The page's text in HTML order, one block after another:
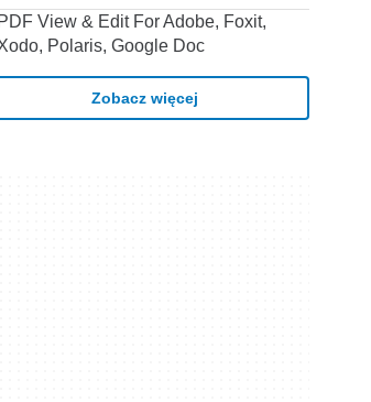
PDF View & Edit For Adobe, Foxit,
Polaris, Google Doc
Zobacz więcej